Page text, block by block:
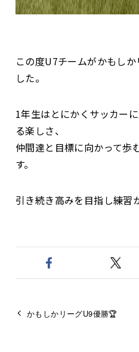
この度U7チームがかもし
した。
1年生はとにかくサッカー
る楽しさ、
仲間達と目標に向かって歩
す。
引き続き高みを目指し練習
かもしかリーグU9優勝🏆